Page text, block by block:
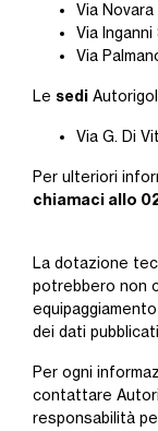
Via Novara
Via Inganni
Via
Le sedi
Via G. Di
Per ulteriori
chiamaci allo
La dotazione
potrebbero non
dei dati
Per ogni
contattare
responsabilità